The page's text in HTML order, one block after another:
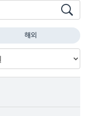
해외